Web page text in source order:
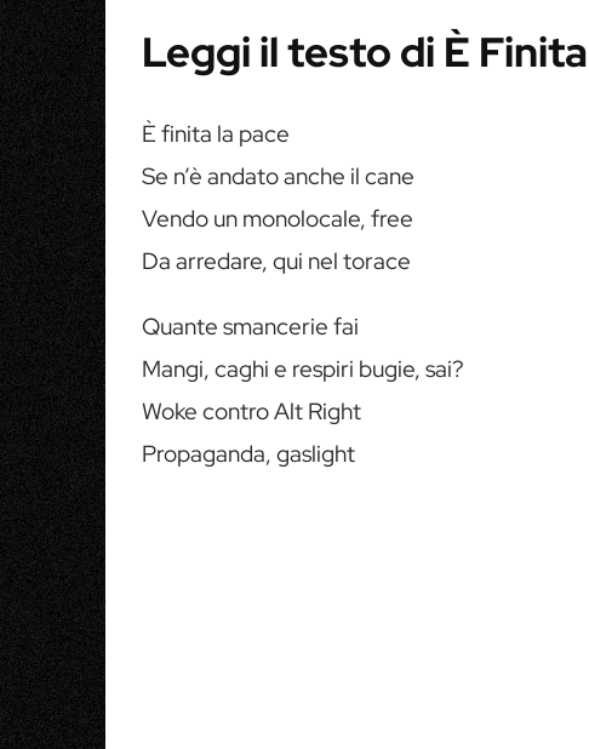
Leggi il testo di È
È finita la pace
Se n’è andato anche il cane
Vendo un monolocale, free
Da arredare, qui nel torace
Quante smancerie fai
Mangi, caghi e respiri bugie, sai?
Woke contro Alt Right
Propaganda, gaslight